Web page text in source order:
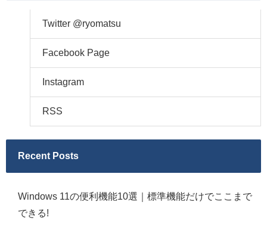
Twitter @ryomatsu
Facebook Page
Instagram
RSS
Recent Posts
Windows 11の便利機能10選｜標準機能だけでここまで
できる!